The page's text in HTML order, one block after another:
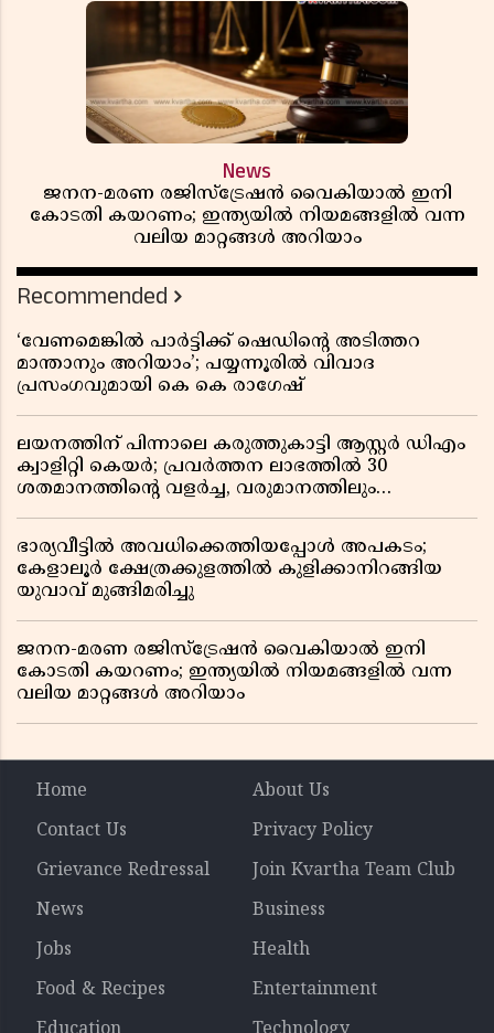
News
ജനന-മരണ രജിസ്ട്രേഷൻ വൈകിയാൽ ഇനി
കോടതി കയറണം; ഇന്ത്യയിൽ നിയമങ്ങളിൽ വന്ന
വലിയ മാറ്റങ്ങൾ അറിയാം
Recommended
‘വേണമെങ്കിൽ പാർട്ടിക്ക് ഷെഡിൻ്റെ അടിത്തറ
മാന്താനും അറിയാം’; പയ്യന്നൂരിൽ വിവാദ
പ്രസംഗവുമായി കെ കെ രാഗേഷ്
ലയനത്തിന് പിന്നാലെ കരുത്തുകാട്ടി ആസ്റ്റർ ഡിഎം
ക്വാളിറ്റി കെയർ; പ്രവർത്തന ലാഭത്തിൽ 30
ശതമാനത്തിൻ്റെ വളർച്ച, വരുമാനത്തിലും
റിപ്പോർട്ട് പുറത്ത്
ഭാര്യവീട്ടിൽ അവധിക്കെത്തിയപ്പോൾ അപകടം;
കേളാലൂർ ക്ഷേത്രക്കുളത്തിൽ കുളിക്കാനിറങ്ങിയ
യുവാവ് മുങ്ങിമരിച്ചു
ജനന-മരണ രജിസ്ട്രേഷൻ വൈകിയാൽ ഇനി
കോടതി കയറണം; ഇന്ത്യയിൽ നിയമങ്ങളിൽ വന്ന
വലിയ മാറ്റങ്ങൾ അറിയാം
Home
About Us
Contact Us
Privacy Policy
Grievance Redressal
Join Kvartha Team Club
News
Business
Jobs
Health
Food & Recipes
Entertainment